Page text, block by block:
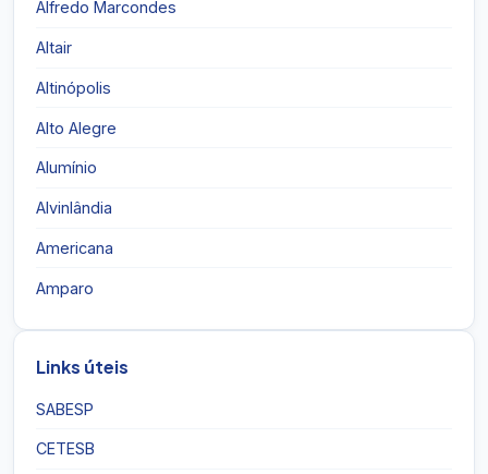
Alfredo Marcondes
Altair
Altinópolis
Alto Alegre
Alumínio
Alvinlândia
Americana
Amparo
Links úteis
SABESP
CETESB